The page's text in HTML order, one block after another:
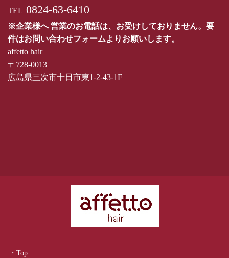
TEL 0824-63-6410
※企業様へ 営業のお電話は、お受けしておりません。要
件はお問い合わせフォームよりお願いします。
affetto hair
〒728-0013
広島県三次市十日市東1-2-43-1F
・Top